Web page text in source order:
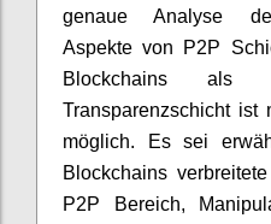
genaue Analyse
Aspekte von P2P
Blockchains
Transparenzschicht ist
möglich. Es sei
Blockchains
P2P Bereich,